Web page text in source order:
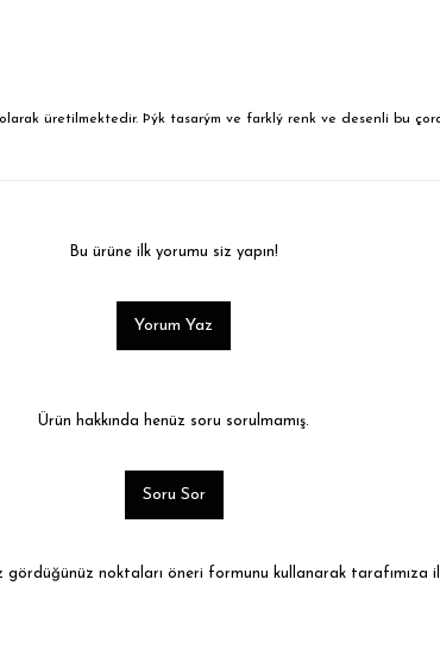
üretilmektedir. Þýk tasarým ve farklý renk ve desenli bu
Bu ürüne ilk yorumu siz yapın!
Yorum Yaz
Ürün hakkında henüz soru sorulmamış.
Soru Sor
noktaları öneri formunu kullanarak tarafımıza